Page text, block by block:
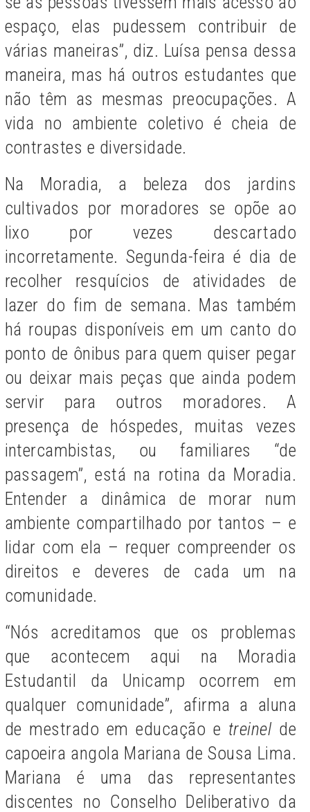
espaço, elas pudessem contribuir de
várias maneiras”, diz. Luísa pensa dessa
maneira, mas há outros estudantes que
não têm as mesmas preocupações. A
vida no ambiente coletivo é cheia de
contrastes e diversidade.
Na Moradia, a beleza dos jardins
cultivados por moradores se opõe ao
lixo por vezes descartado
incorretamente. Segunda-feira é dia de
recolher resquícios de atividades de
lazer do fim de semana. Mas também
há roupas disponíveis em um canto do
ponto de ônibus para quem quiser pegar
ou deixar mais peças que ainda podem
servir para outros moradores. A
presença de hóspedes, muitas vezes
intercambistas, ou familiares “de
passagem”, está na rotina da Moradia.
Entender a dinâmica de morar num
ambiente compartilhado por tantos – e
lidar com ela – requer compreender os
direitos e deveres de cada um na
comunidade.
“Nós acreditamos que os problemas
que acontecem aqui na Moradia
Estudantil da Unicamp ocorrem em
qualquer comunidade”, afirma a aluna
de mestrado em educação e treinelde
capoeira angola Mariana de Sousa Lima.
Mariana é uma das representantes
discentes no Conselho Deliberativo da